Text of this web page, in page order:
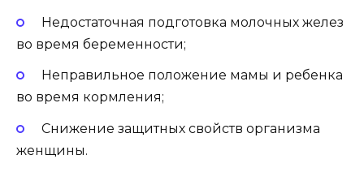
Недостаточная подготовка молочных желез
во время беременности;
Неправильное положение мамы и ребенка
во время кормления;
Снижение защитных свойств организма
женщины.